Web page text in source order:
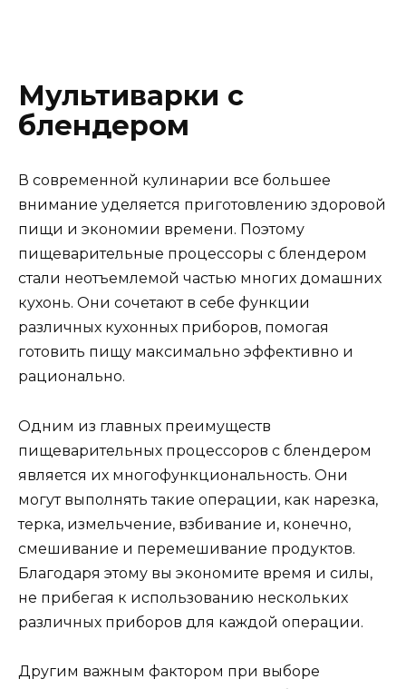
Мультиварки с
блендером
В современной кулинарии все большее
внимание уделяется приготовлению здоровой
пищи и экономии времени. Поэтому
пищеварительные процессоры с блендером
стали неотъемлемой частью многих домашних
кухонь. Они сочетают в себе функции
различных кухонных приборов, помогая
готовить пищу максимально эффективно и
рационально.
Одним из главных преимуществ
пищеварительных процессоров с блендером
является их многофункциональность. Они
могут выполнять такие операции, как нарезка,
терка, измельчение, взбивание и, конечно,
смешивание и перемешивание продуктов.
Благодаря этому вы экономите время и силы,
не прибегая к использованию нескольких
различных приборов для каждой операции.
Другим важным фактором при выборе